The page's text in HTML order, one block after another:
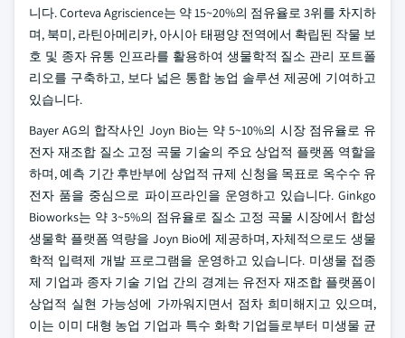
니다. Corteva Agriscience는 약 15~20%의 점유율로 3위를 차지하
며, 북미, 라틴아메리카, 아시아 태평양 전역에서 확립된 작물 보
호 및 종자 유통 인프라를 활용하여 생물학적 질소 관리 포트폴
리오를 구축하고, 보다 넓은 통합 농업 솔루션 제공에 기여하고
있습니다.
Bayer AG의 합작사인 Joyn Bio는 약 5~10%의 시장 점유율로 유
전자 재조합 질소 고정 곡물 기술의 주요 상업적 플랫폼 역할을
하며, 예측 기간 후반부에 상업적 규제 신청을 목표로 옥수수 유
전자 품을 중심으로 파이프라인을 운영하고 있습니다. Ginkgo
Bioworks는 약 3~5%의 점유율로 질소 고정 곡물 시장에서 합성
생물학 플랫폼 역량을 Joyn Bio에 제공하며, 자체적으로도 생물
학적 입력제 개발 프로그램을 운영하고 있습니다. 미생물 접종
제 기업과 종자 기술 기업 간의 경계는 유전자 재조합 플랫폼이
상업적 실현 가능성에 가까워지면서 점차 희미해지고 있으며,
이는 이미 대형 농업 기업과 특수 화학 기업들로부터 미생물 균